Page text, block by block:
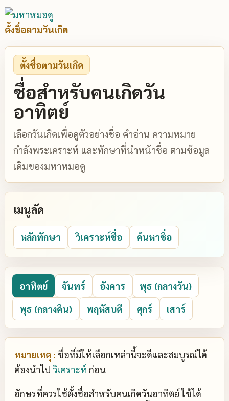
ตั้งชื่อตามวันเกิด
ตั้งชื่อตามวันเกิด
ชื่อสำหรับคนเกิดวัน
อาทิตย์
เลือกวันเกิดเพื่อดูตัวอย่างชื่อ คำอ่าน ความหมาย
กำลังพระเคราะห์ และทักษาที่นำหน้าชื่อ ตามข้อมูล
เดิมของมหาหมอดู
เมนูลัด
หลักทักษา วิเคราะห์ชื่อ ค้นหาชื่อ
อาทิตย์ จันทร์ อังคาร
พุธ (กลางวัน)
พุธ (กลางคืน)
พฤหัสบดี ศุกร์ เสาร์
หมายเหตุ : ชื่อที่มีให้เลือกเหล่านี้จะดีและสมบูรณ์ได้
ต้องนำไป วิเคราะห์ ก่อน
อักษรที่ควรใช้ตั้งชื่อสำหรับคนเกิดวันอาทิตย์ ใช้ได้